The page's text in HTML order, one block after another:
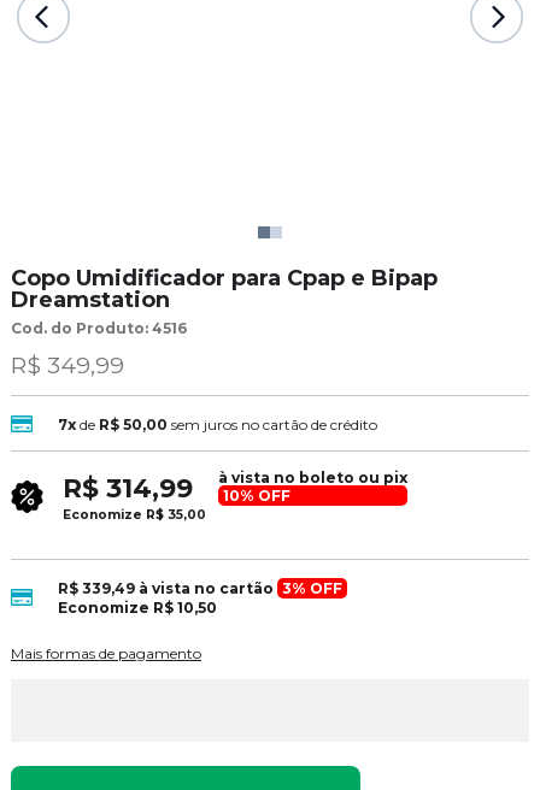
Copo Umidificador para Cpap e Bipap
Dreamstation
Cod. do Produto: 4516
R$ 349,99
7xde R$ 50,00 sem juros no cartão de crédito
R$ 314,99
à vista no boleto ou pix
10% OFF
Economize R$ 35,00
R$ 339,49 à vista no cartão 3% OFF
Economize R$ 10,50
Mais formas de pagamento